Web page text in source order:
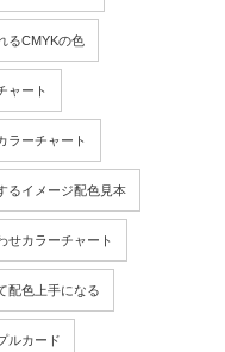
るCMYKの色
ャート
ラーチャート
るイメージ配色見本
せカラーチャート
配色上手になる
ルカード